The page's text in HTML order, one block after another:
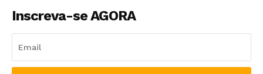
Inscreva-se AGORA